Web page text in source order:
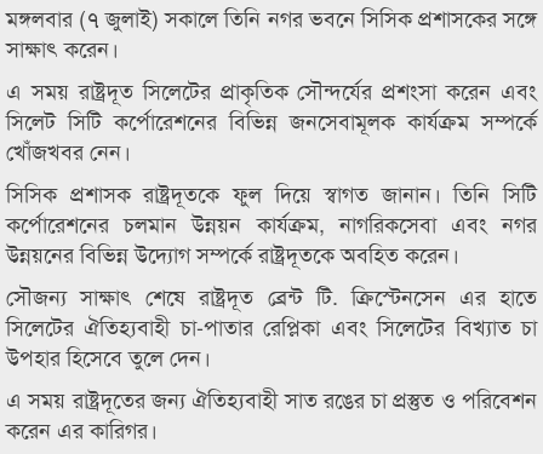
মঙ্গলবার (৭ জুলাই) সকালে তিনি নগর ভবনে সিসিক প্রশাসকের সঙ্গে
সাক্ষাৎ করেন।
এ সময় রাষ্ট্রদূত সিলেটের প্রাকৃতিক সৌন্দর্যের প্রশংসা করেন এবং
সিলেট সিটি কর্পোরেশনের বিভিন্ন জনসেবামূলক কার্যক্রম সম্পর্কে
খোঁজখবর নেন।
সিসিক প্রশাসক রাষ্ট্রদূতকে ফুল দিয়ে স্বাগত জানান। তিনি সিটি
কর্পোরেশনের চলমান উন্নয়ন কার্যক্রম, নাগরিকসেবা এবং নগর
উন্নয়নের বিভিন্ন উদ্যোগ সম্পর্কে রাষ্ট্রদূতকে অবহিত করেন।
সৌজন্য সাক্ষাৎ শেষে রাষ্ট্রদূত ব্রেন্ট টি. ক্রিস্টেনসেন এর হাতে
সিলেটের ঐতিহ্যবাহী চা-পাতার রেপ্লিকা এবং সিলেটের বিখ্যাত চা
উপহার হিসেবে তুলে দেন।
এ সময় রাষ্ট্রদূতের জন্য ঐতিহ্যবাহী সাত রঙের চা প্রস্তুত ও পরিবেশন
করেন এর কারিগর।